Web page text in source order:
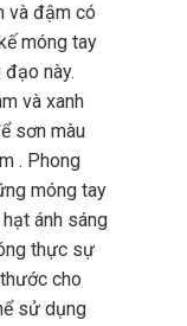
và đậm có
móng tay
này.
và xanh
sơn màu
. Phong
móng tay
ánh sáng
thực sự
cho
sử dụng